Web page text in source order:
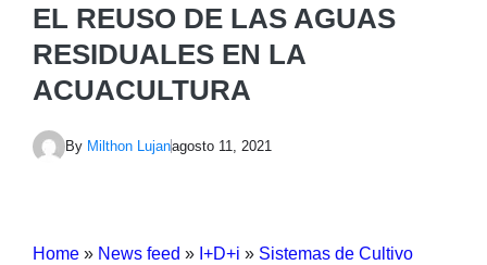
EL REUSO DE LAS AGUAS
RESIDUALES EN LA
ACUACULTURA
By Milthon Lujanagosto 11, 2021
Home » News feed » I+D+i » Sistemas de Cultivo